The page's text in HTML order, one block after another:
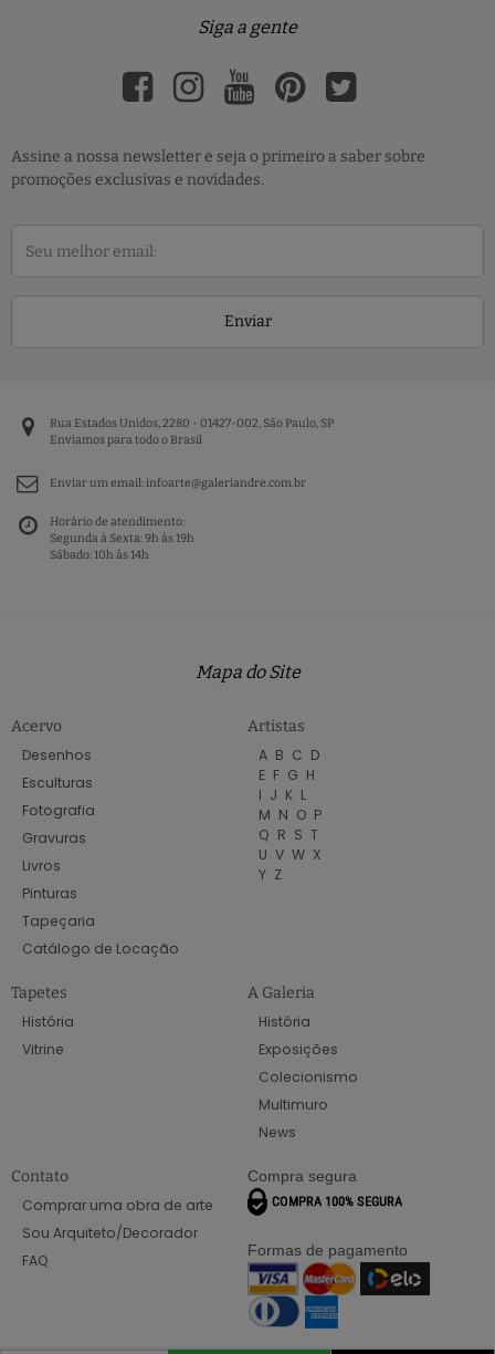
Siga a gente
Assine a nossa newsletter e seja o primeiro a saber sobre
promoções exclusivas e novidades.
Enviar
Rua Estados Unidos, 2280 - 01427-002, São Paulo, SP
Enviamos para todo o Brasil
Enviar um email:infoarte@galeriandre.com.br
Horário de atendimento:
Segunda à Sexta: 9h às 19h
Sábado: 10h às 14h
Mapa do Site
Acervo
Desenhos
Esculturas
Fotografia
Gravuras
Livros
Pinturas
Tapeçaria
Catálogo de Locação
Artistas
A B C D
E F G H
I J K L
M N O P
Q R S T
U V W X
Y Z
Tapetes
História
Vitrine
A Galeria
História
Exposições
Colecionismo
Multimuro
News
Contato
Comprar uma obra de arte
Sou Arquiteto/Decorador
FAQ
Compra segura
Formas de pagamento